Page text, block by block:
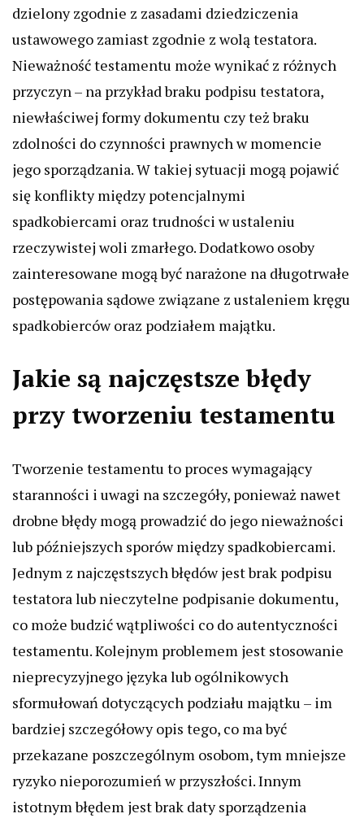
dzielony zgodnie z zasadami dziedziczenia
ustawowego zamiast zgodnie z wolą testatora.
Nieważność testamentu może wynikać z różnych
przyczyn – na przykład braku podpisu testatora,
niewłaściwej formy dokumentu czy też braku
zdolności do czynności prawnych w momencie
jego sporządzania. W takiej sytuacji mogą pojawić
się konflikty między potencjalnymi
spadkobiercami oraz trudności w ustaleniu
rzeczywistej woli zmarłego. Dodatkowo osoby
zainteresowane mogą być narażone na długotrwałe
postępowania sądowe związane z ustaleniem kręgu
spadkobierców oraz podziałem majątku.
Jakie są najczęstsze błędy
przy tworzeniu testamentu
Tworzenie testamentu to proces wymagający
staranności i uwagi na szczegóły, ponieważ nawet
drobne błędy mogą prowadzić do jego nieważności
lub późniejszych sporów między spadkobiercami.
Jednym z najczęstszych błędów jest brak podpisu
testatora lub nieczytelne podpisanie dokumentu,
co może budzić wątpliwości co do autentyczności
testamentu. Kolejnym problemem jest stosowanie
nieprecyzyjnego języka lub ogólnikowych
sformułowań dotyczących podziału majątku – im
bardziej szczegółowy opis tego, co ma być
przekazane poszczególnym osobom, tym mniejsze
ryzyko nieporozumień w przyszłości. Innym
istotnym błędem jest brak daty sporządzenia